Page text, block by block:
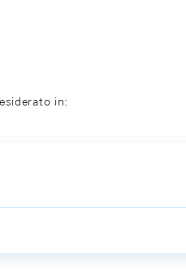
in: